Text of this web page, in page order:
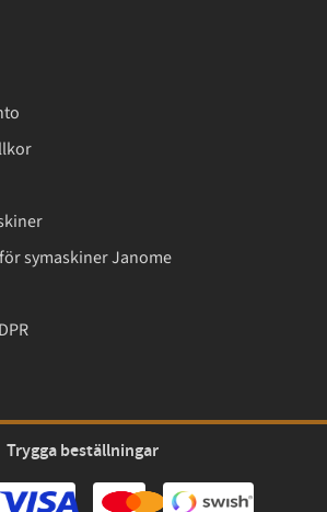
symaskiner Janome
Trygga beställningar